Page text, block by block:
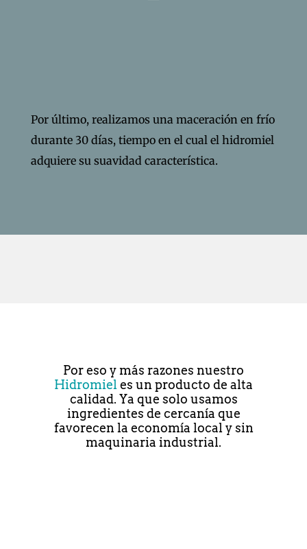
Por último, realizamos una maceración en frío
durante 30 días, tiempo en el cual el hidromiel
adquiere su suavidad característica.
Por eso y más razones nuestro
Hidromiel es un producto de alta
calidad. Ya que solo usamos
ingredientes de cercanía que
favorecen la economía local y sin
maquinaria industrial.